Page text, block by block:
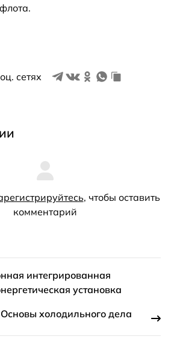
сетях
, чтобы оставить
комментарий
интегрированная
установка
Основы холодильного дела